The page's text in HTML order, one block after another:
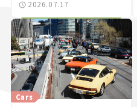
2026.07.17
Cars